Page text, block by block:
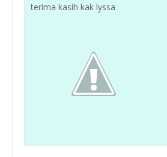
terima kasih kak lyssa